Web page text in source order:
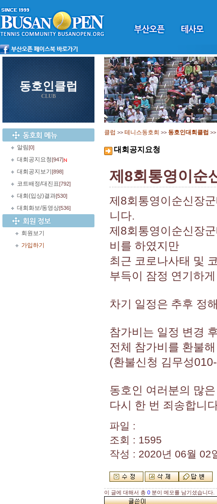
동호인클럽
CLUB
알림[0]
대회공지요청[947]
대회공지보기 [898]
코트배정/대진표[792]
대회(입상)결과[530]
대회화보/동영상[536]
회원보기
가입하기
클럽 >> 테니스동호회 >> 동호인대회클럽 >>
대회공지요청
제8회통영이순
제8회통영이순신장
니다.
제8회통영이순신장
비를 하였지만
최근 코로나사태 및
부득이 잠정 연기하
차기 일정은 추후 정
참가비는 일정 변경
전체 참가비를 환불
(환불신청 김무성
동호인 여러분의 많
다시 한 번 죄송합니
파일 :
조회 : 1595
작성 : 2020년 06월 02
이 글에 대해서 총 0 분이 메모를 남기셨습니다.